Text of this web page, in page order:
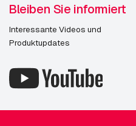
Bleiben Sie informiert
Interessante Videos und
Produktupdates